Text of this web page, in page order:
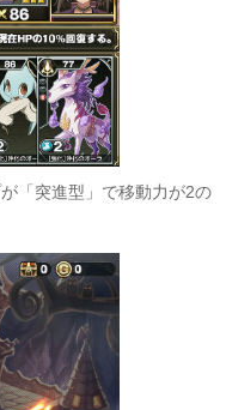
「突進型」で移動力が2の